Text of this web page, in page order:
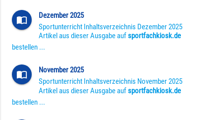
import_contacts
Dezember 2025
Sportunterricht Inhaltsverzeichnis Dezember 2025
Artikel aus dieser Ausgabe aufsportfachkiosk.de
bestellen ...
import_contacts
November 2025
Sportunterricht Inhaltsverzeichnis November 2025
Artikel aus dieser Ausgabe aufsportfachkiosk.de
bestellen ...